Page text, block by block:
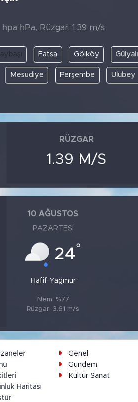
hpa hPa, Rüzgar: 1.39 m/s
Fatsa Gölköy Gülyalı
Mesudiye Perşembe Ulubey
RÜZGAR
1.39 M/S
10 AĞUSTOS
PAZARTESI
24°
Hafif Yağmur
Nem: %77
Rüzgar: 3.61 m/s
Haritası
Genel
Gündem
Kültür Sanat